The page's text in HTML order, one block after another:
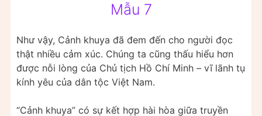
Mẫu 7
Như vậy, Cảnh khuya đã đem đến cho người đọc
thật nhiều cảm xúc. Chúng ta cũng thấu hiểu hơn
được nỗi lòng của Chủ tịch Hồ Chí Minh – vĩ lãnh tụ
kính yêu của dân tộc Việt Nam.
“Cảnh khuya” có sự kết hợp hài hòa giữa truyền